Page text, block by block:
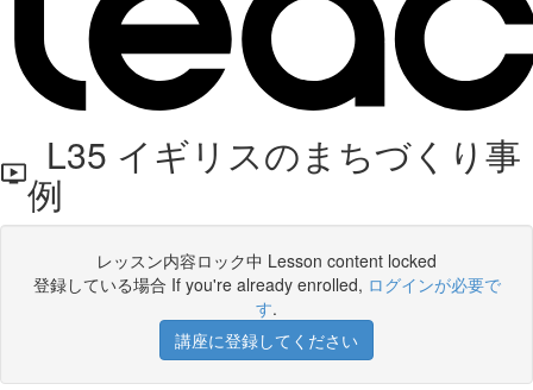
L35 イギリスのまちづくり事
例
レッスン内容ロック中 Lesson content locked
登録している場合 If you're already enrolled, ログインが必要で
す.
講座に登録してください